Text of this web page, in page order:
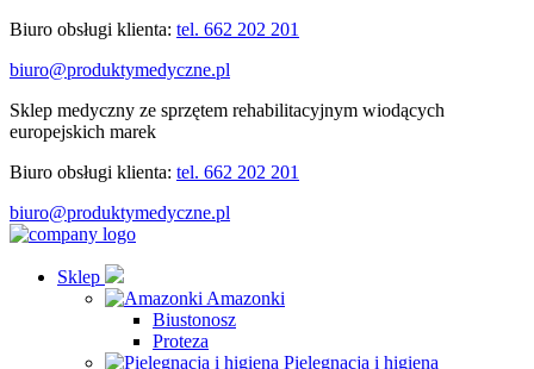
Biuro obsługi klienta: tel. 662 202 201
biuro@produktymedyczne.pl
Sklep medyczny ze sprzętem rehabilitacyjnym wiodących
europejskich marek
Biuro obsługi klienta: tel. 662 202 201
biuro@produktymedyczne.pl
Sklep
Amazonki
Biustonosz
Proteza
Pielęgnacja i higiena